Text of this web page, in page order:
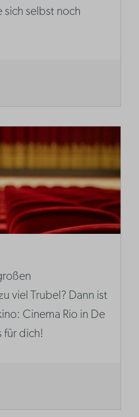
sich selbst noch
viel Trubel? Dann ist
Cinema Rio in De
für dich!